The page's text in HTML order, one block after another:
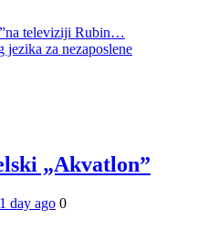
televiziji Rubin…
jezika za nezaposlene
„Akvatlon”
1 day ago 0